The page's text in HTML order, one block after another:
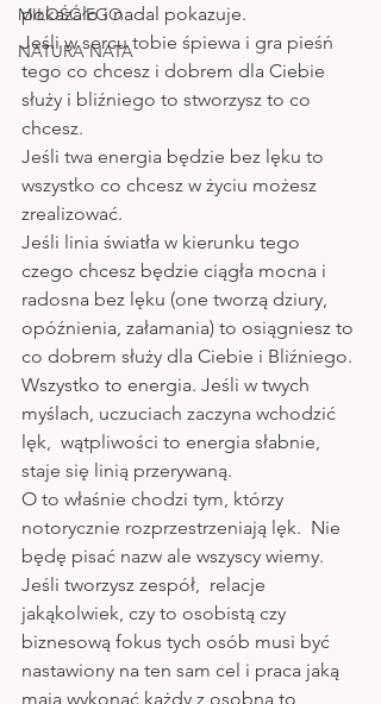
MIŁOŚĆ EGO
NATURA NATA
pokazało i nadal pokazuje.
Jeśli w sercu tobie śpiewa i gra pieśń
tego co chcesz i dobrem dla Ciebie
służy i bliźniego to stworzysz to co
chcesz.
Jeśli twa energia będzie bez lęku to
wszystko co chcesz w życiu możesz
zrealizować.
Jeśli linia światła w kierunku tego
czego chcesz będzie ciągła mocna i
radosna bez lęku (one tworzą dziury,
opóźnienia, załamania) to osiągniesz to
co dobrem służy dla Ciebie i Bliźniego.
Wszystko to energia. Jeśli w twych
myślach, uczuciach zaczyna wchodzić
lęk,  wątpliwości to energia słabnie,
staje się linią przerywaną.
O to właśnie chodzi tym, którzy
notorycznie rozprzestrzeniają lęk.  Nie
będę pisać nazw ale wszyscy wiemy.
Jeśli tworzysz zespół,  relacje
jakąkolwiek, czy to osobistą czy
biznesową fokus tych osób musi być
nastawiony na ten sam cel i praca jaką
mają wykonać każdy z osobna to